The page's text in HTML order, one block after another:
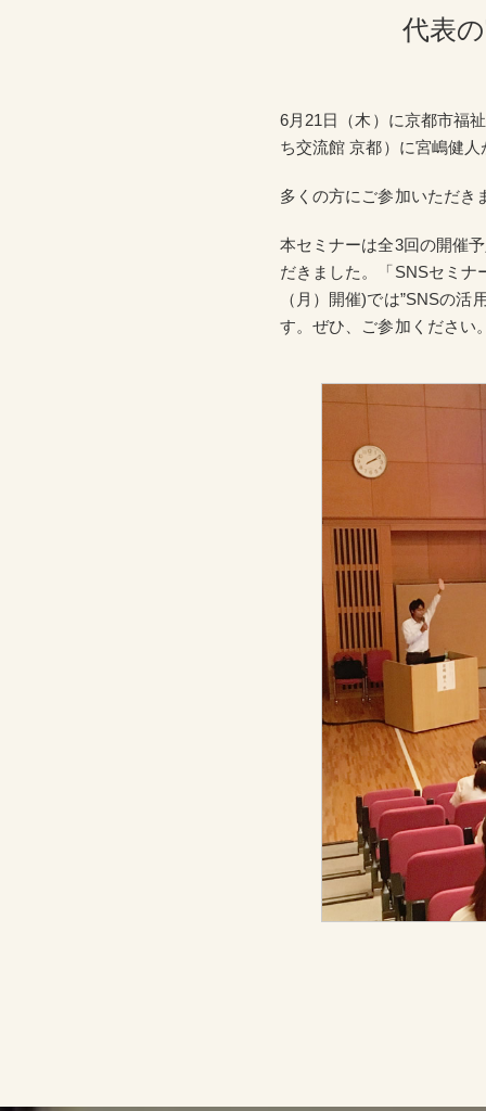
代表
6月21日（木）に京都市福
ち交流館 京都）に宮嶋健
多くの方にご参加いただき
本セミナーは全3回の開催
だきました。「SNSセミ
（月）開催)では”SNSの
す。ぜひ、ご参加ください